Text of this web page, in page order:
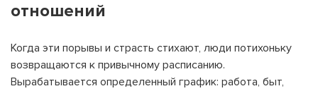
отношений
Когда эти порывы и страсть стихают, люди потихоньку
возвращаются к привычному расписанию.
Вырабатывается определенный график: работа, быт,